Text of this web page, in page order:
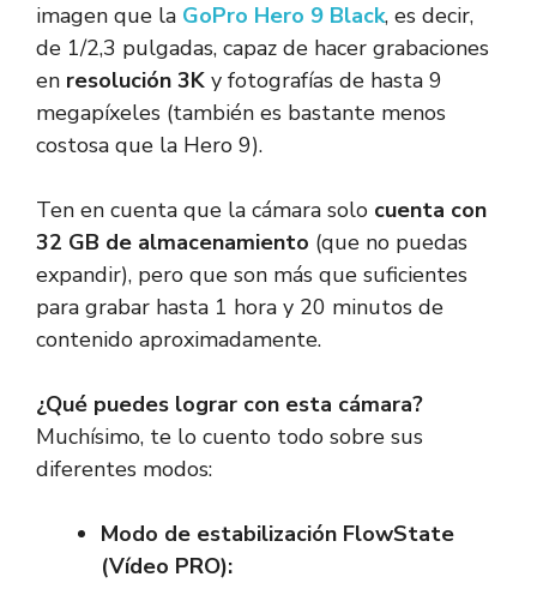
imagen que la GoPro Hero 9 Black, es decir,
de 1/2,3 pulgadas, capaz de hacer grabaciones
en resolución 3K y fotografías de hasta 9
megapíxeles (también es bastante menos
costosa que la Hero 9).
Ten en cuenta que la cámara solo cuenta con
32 GB de almacenamiento (que no puedas
expandir), pero que son más que suficientes
para grabar hasta 1 hora y 20 minutos de
contenido aproximadamente.
¿Qué puedes lograr con esta cámara?
Muchísimo, te lo cuento todo sobre sus
diferentes modos:
Modo de estabilización FlowState
(Vídeo PRO):